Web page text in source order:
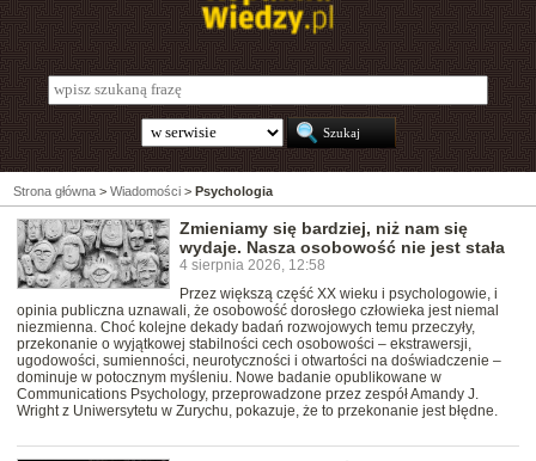
Strona główna > Wiadomości > Psychologia
Zmieniamy się bardziej, niż nam się
wydaje. Nasza osobowość nie jest stała
4 sierpnia 2026, 12:58
Przez większą część XX wieku i psychologowie, i
opinia publiczna uznawali, że osobowość dorosłego człowieka jest niemal
niezmienna. Choć kolejne dekady badań rozwojowych temu przeczyły,
przekonanie o wyjątkowej stabilności cech osobowości – ekstrawersji,
ugodowości, sumienności, neurotyczności i otwartości na doświadczenie –
dominuje w potocznym myśleniu. Nowe badanie opublikowane w
Communications Psychology, przeprowadzone przez zespół Amandy J.
Wright z Uniwersytetu w Zurychu, pokazuje, że to przekonanie jest błędne.